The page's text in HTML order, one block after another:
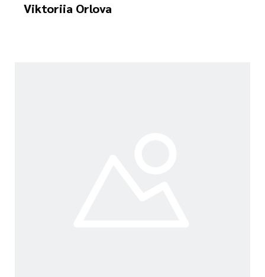
Viktoriia Orlova